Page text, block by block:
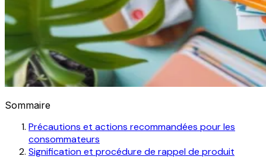
Sommaire
Précautions et actions recommandées pour les
consommateurs
Signification et procédure de rappel de produit